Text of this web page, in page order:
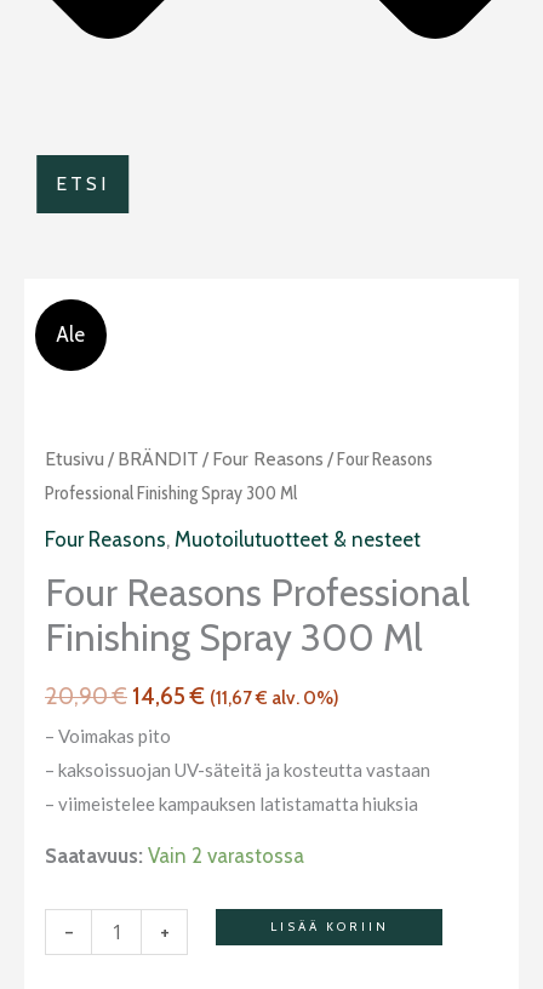
Ale
Etusivu / BRÄNDIT / Four Reasons / Four Reasons
Professional Finishing Spray 300 Ml
Four Reasons, Muotoilutuotteet & nesteet
Four Reasons Professional
Finishing Spray 300 Ml
20,90€
Alkuperäinen
hinta
14,65€
Nykyinen
hinta
on:
(11,67€ alv. 0%)
– Voimakas pito
– kaksoissuojan UV-säteitä ja kosteutta vastaan
– viimeistelee kampauksen latistamatta hiuksia
Saatavuus: Vain 2 varastossa
-
Four
Reasons
Professional
Spray
300
määrä
+ LISÄÄ KORIIN
ETSI